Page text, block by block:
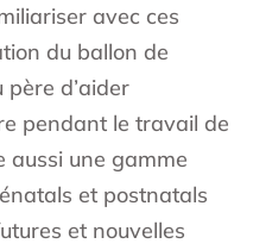
avec ces
du ballon de
d’aider
pendant le travail de
aussi une gamme
et postnatals
et nouvelles